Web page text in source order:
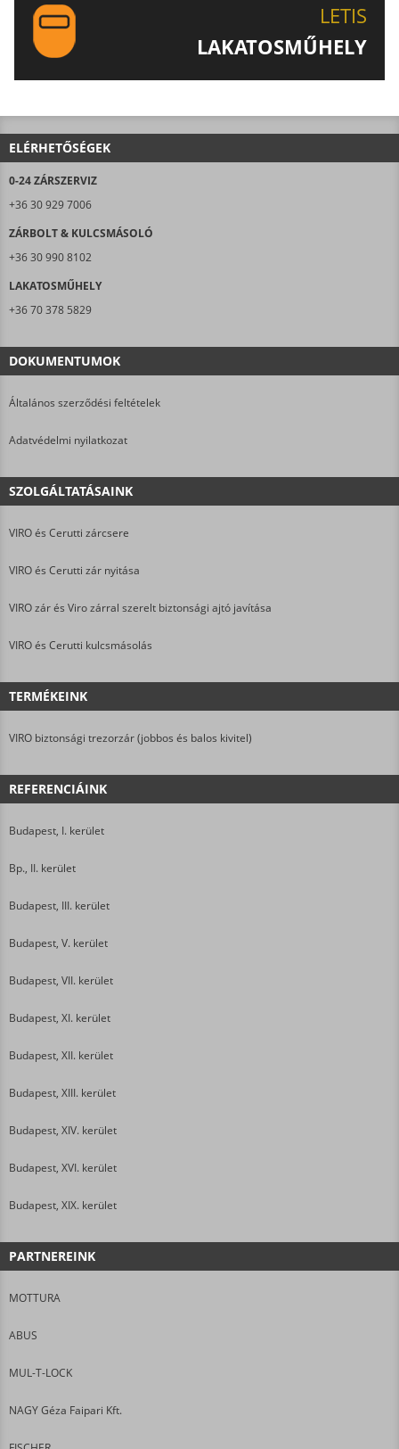
LETIS
LAKATOSMŰHELY
ELÉRHETŐSÉGEK
0-24 ZÁRSZERVIZ
+36 30 929 7006
ZÁRBOLT & KULCSMÁSOLÓ
+36 30 990 8102
LAKATOSMŰHELY
+36 70 378 5829
DOKUMENTUMOK
Általános szerződési feltételek
Adatvédelmi nyilatkozat
SZOLGÁLTATÁSAINK
VIRO és Cerutti zárcsere
VIRO és Cerutti zár nyitása
VIRO zár és Viro zárral szerelt biztonsági ajtó javítása
VIRO és Cerutti kulcsmásolás
TERMÉKEINK
VIRO biztonsági trezorzár (jobbos és balos kivitel)
REFERENCIÁINK
Budapest, I. kerület
Bp., II. kerület
Budapest, III. kerület
Budapest, V. kerület
Budapest, VII. kerület
Budapest, XI. kerület
Budapest, XII. kerület
Budapest, XIII. kerület
Budapest, XIV. kerület
Budapest, XVI. kerület
Budapest, XIX. kerület
PARTNEREINK
MOTTURA
ABUS
MUL-T-LOCK
NAGY Géza Faipari Kft.